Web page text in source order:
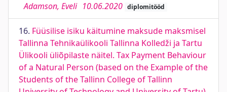
Adamson, Eveli 10.06.2020 diplomitööd
16. Füüsilise isiku käitumine maksude maksmisel
Tallinna Tehnikaülikooli Tallinna Kolledži ja Tartu
Ülikooli üliõpilaste näitel. Tax Payment Behaviour
of a Natural Person (based on the Example of the
Students of the Tallinn College of Tallinn